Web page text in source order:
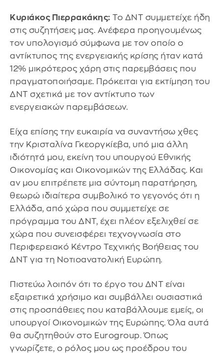
Κυριάκος Πιερρακάκης: Το ΔΝΤ συμμετείχε ήδη
στις συζητήσεις μας. Ανέφερα προηγουμένως
τον υπολογισμό σύμφωνα με τον οποίο ο
αντίκτυπος της ενεργειακής κρίσης ήταν κατά
12% μικρότερος χάρη στις παρεμβάσεις που
πραγματοποιήσαμε. Πρόκειται για εκτίμηση του
ΔΝΤ σχετικά με τον αντίκτυπο των
ενεργειακών παρεμβάσεων.
Είχα επίσης την ευκαιρία να συναντήσω χθες
την Κρισταλίνα Γκεοργκίεβα, υπό μια άλλη
ιδιότητά μου, εκείνη του υπουργού Εθνικής
Οικονομίας και Οικονομικών της Ελλάδας. Και
αν μου επιτρέπετε μια σύντομη παρατήρηση,
θεωρώ ιδιαίτερα συμβολικό το γεγονός ότι η
Ελλάδα, από χώρα που συμμετείχε σε
πρόγραμμα του ΔΝΤ, έχει πλέον εξελιχθεί σε
χώρα που συνεισφέρει τεχνογνωσία στο
Περιφερειακό Κέντρο Τεχνικής Βοήθειας του
ΔΝΤ για τη Νοτιοανατολική Ευρώπη.
Πιστεύω λοιπόν ότι το έργο του ΔΝΤ είναι
εξαιρετικά χρήσιμο και συμβάλλει ουσιαστικά
στις προσπάθειες που καταβάλλουμε εμείς, οι
υπουργοί Οικονομικών της Ευρώπης. Όλα αυτά
θα συζητηθούν στο Eurogroup. Όπως
γνωρίζετε, ο ρόλος μου ως προέδρου του